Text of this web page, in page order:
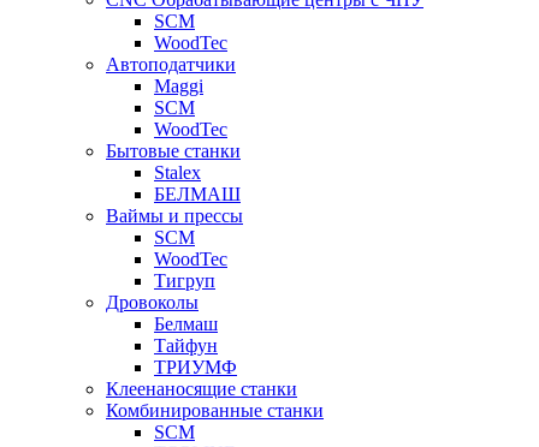
SCM
WoodTec
Автоподатчики
Maggi
SCM
WoodTec
Бытовые станки
Stalex
БЕЛМАШ
Ваймы и прессы
SCM
WoodTec
Тигруп
Дровоколы
Белмаш
Тайфун
ТРИУМФ
Клеенаносящие станки
Комбинированные станки
SCM